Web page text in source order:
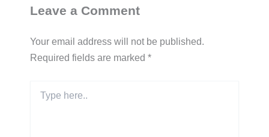
Leave a Comment
Your email address will not be published.
Required fields are marked *
here..